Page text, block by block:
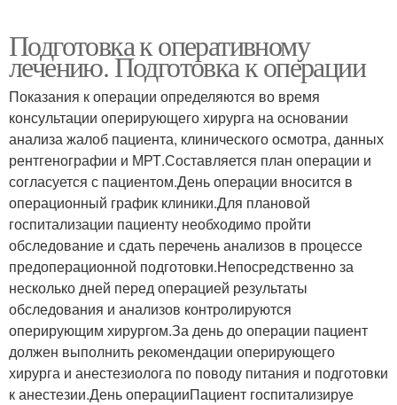
Подготовка к оперативному
лечению. Подготовка к операции
Показания к операции определяются во время
консультации оперирующего хирурга на основании
анализа жалоб пациента, клинического осмотра, данных
рентгенографии и МРТ.Составляется план операции и
согласуется с пациентом.День операции вносится в
операционный график клиники.Для плановой
госпитализации пациенту необходимо пройти
обследование и сдать перечень анализов в процессе
предоперационной подготовки.Непосредственно за
несколько дней перед операцией результаты
обследования и анализов контролируются
оперирующим хирургом.За день до операции пациент
должен выполнить рекомендации оперирующего
хирурга и анестезиолога по поводу питания и подготовки
к анестезии.День операцииПациент госпитализируе